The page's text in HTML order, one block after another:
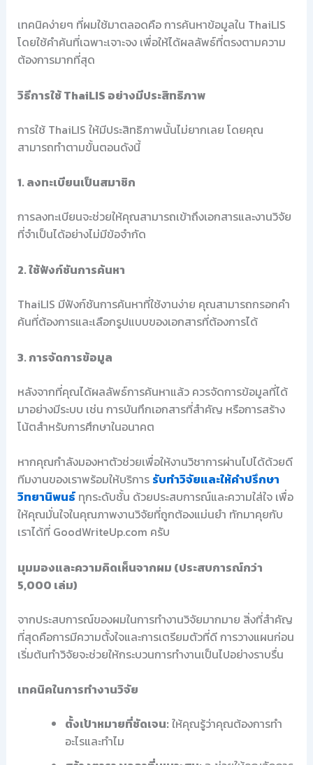
เทคนิคง่ายๆ ที่ผมใช้มาตลอดคือ การค้นหาข้อมูลใน ThaiLIS
โดยใช้คำค้นที่เฉพาะเจาะจง เพื่อให้ได้ผลลัพธ์ที่ตรงตามความ
ต้องการมากที่สุด
วิธีการใช้ ThaiLIS อย่างมีประสิทธิภาพ
การใช้ ThaiLIS ให้มีประสิทธิภาพนั้นไม่ยากเลย โดยคุณ
สามารถทำตามขั้นตอนดังนี้
1. ลงทะเบียนเป็นสมาชิก
การลงทะเบียนจะช่วยให้คุณสามารถเข้าถึงเอกสารและงานวิจัย
ที่จำเป็นได้อย่างไม่มีข้อจำกัด
2. ใช้ฟังก์ชันการค้นหา
ThaiLIS มีฟังก์ชันการค้นหาที่ใช้งานง่าย คุณสามารถกรอกคำ
ค้นที่ต้องการและเลือกรูปแบบของเอกสารที่ต้องการได้
3. การจัดการข้อมูล
หลังจากที่คุณได้ผลลัพธ์การค้นหาแล้ว ควรจัดการข้อมูลที่ได้
มาอย่างมีระบบ เช่น การบันทึกเอกสารที่สำคัญ หรือการสร้าง
โน้ตสำหรับการศึกษาในอนาคต
หากคุณกำลังมองหาตัวช่วยเพื่อให้งานวิชาการผ่านไปได้ด้วยดี
ทีมงานของเราพร้อมให้บริการ รับทำวิจัยและให้คำปรึกษา
วิทยานิพนธ์ทุกระดับชั้น ด้วยประสบการณ์และความใส่ใจ เพื่อ
ให้คุณมั่นใจในคุณภาพงานวิจัยที่ถูกต้องแม่นยำ ทักมาคุยกับ
เราได้ที่ GoodWriteUp.com ครับ
มุมมองและความคิดเห็นจากผม (ประสบการณ์กว่า
5,000 เล่ม)
จากประสบการณ์ของผมในการทำงานวิจัยมากมาย สิ่งที่สำคัญ
ที่สุดคือการมีความตั้งใจและการเตรียมตัวที่ดี การวางแผนก่อน
เริ่มต้นทำวิจัยจะช่วยให้กระบวนการทำงานเป็นไปอย่างราบรื่น
เทคนิคในการทำงานวิจัย
ตั้งเป้าหมายที่ชัดเจน: ให้คุณรู้ว่าคุณต้องการทำ
อะไรและทำไม